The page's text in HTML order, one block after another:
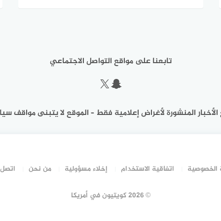
تابعنا على مواقع التواصل الاجتماعي
سناب شات
إكس
المنشورة لأغراض إعلامية فقط – الموقع لا يتبنى مواقف
اتفاقية الاستخدام إخلاء مسؤولية من نحن
©2026 كويتيون في أمريكا